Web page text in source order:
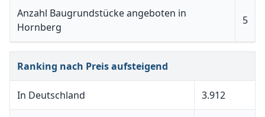
Anzahl Baugrundstücke angeboten in
Hornberg
5
Ranking nach Preis aufsteigend
In Deutschland 3.912